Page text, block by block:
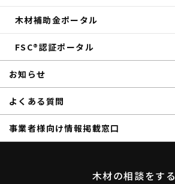
その他のイベントレポート
木材補助金ポータル
FSC®認証ポータル
お知らせ
よくある質問
事業者様向け情報掲載窓口
木材の相談をする